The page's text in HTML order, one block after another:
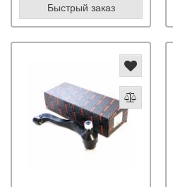
Быстрый заказ